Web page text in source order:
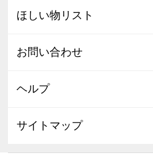
ほしい物リスト
お問い合わせ
ヘルプ
サイトマップ